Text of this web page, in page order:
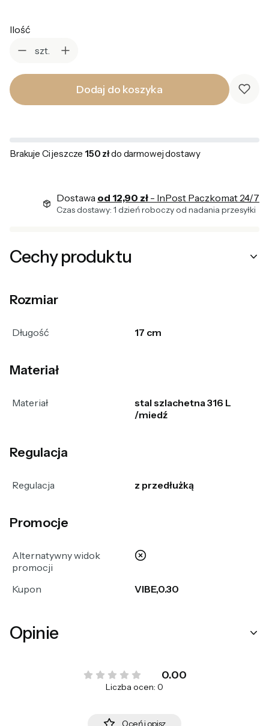
Ilość
szt.
Dodaj do koszyka
Brakuje Ci jeszcze 150 złdo darmowej dostawy
Dostawa od 12,90 zł - InPost Paczkomat 24/7
Czas dostawy: 1 dzień roboczy od nadania przesyłki
Cechy produktu
Rozmiar
Długość 17 cm
Materiał
Materiał
stal szlachetna 316 L
/miedź
Regulacja
Regulacja z przedłużką
Promocje
Alternatywny widok
promocji
nie
Kupon VIBE,0.30
Opinie
0.00
Liczba ocen: 0
Oceń i opisz